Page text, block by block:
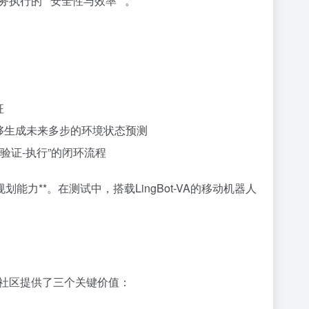
成未来多步的环境状态预测
证-执行”的闭环流程
能力**。在测试中，搭载LingBot-VA的移动机器人
提供了三个关键价值：